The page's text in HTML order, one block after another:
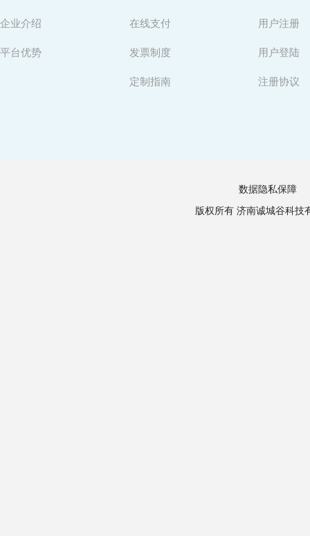
企业介绍
平台优势
在线支付
发票制度
定制指南
用户注册
用户登陆
注册协议
数据隐私保障
版权所有 济南诚城谷科技